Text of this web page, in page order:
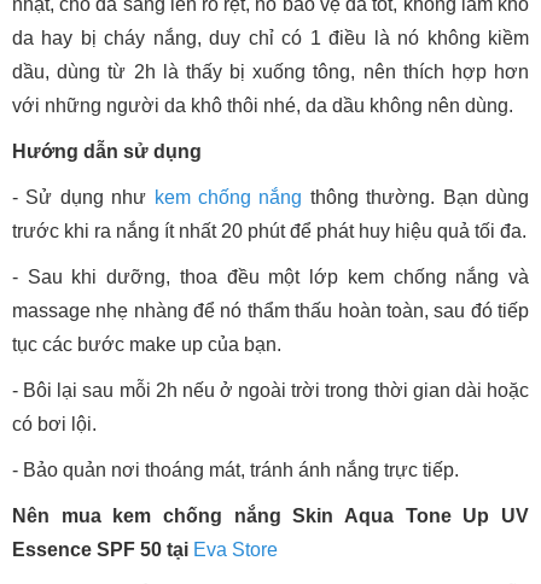
nhạt, cho da sáng lên rõ rệt, nó bảo vệ da tốt, không làm khô
da hay bị cháy nắng, duy chỉ có 1 điều là nó không kiềm
dầu, dùng từ 2h là thấy bị xuống tông, nên thích hợp hơn
với những người da khô thôi nhé, da dầu không nên dùng.
Hướng dẫn sử dụng
- Sử dụng như kem chống nắng thông thường. Bạn dùng
trước khi ra nắng ít nhất 20 phút để phát huy hiệu quả tối đa.
- Sau khi dưỡng, thoa đều một lớp kem chống nắng và
massage nhẹ nhàng để nó thẩm thấu hoàn toàn, sau đó tiếp
tục các bước make up của bạn.
- Bôi lại sau mỗi 2h nếu ở ngoài trời trong thời gian dài hoặc
có bơi lội.
- Bảo quản nơi thoáng mát, tránh ánh nắng trực tiếp.
Nên mua kem chống nắng Skin Aqua Tone Up UV
Essence SPF 50 tại Eva Store